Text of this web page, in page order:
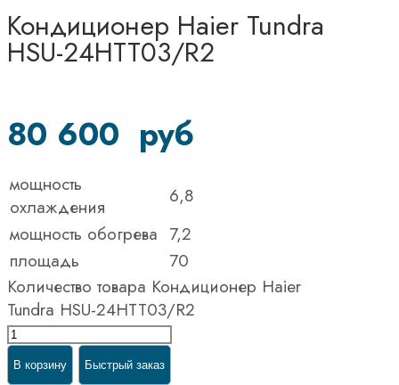
Кондиционер Haier Tundra
HSU-24HTT03/R2
80 600 руб
мощность
охлаждения
6,8
мощность обогрева 7,2
площадь
70
Количество товара Кондиционер Haier
Tundra HSU-24HTT03/R2
В корзину Быстрый заказ